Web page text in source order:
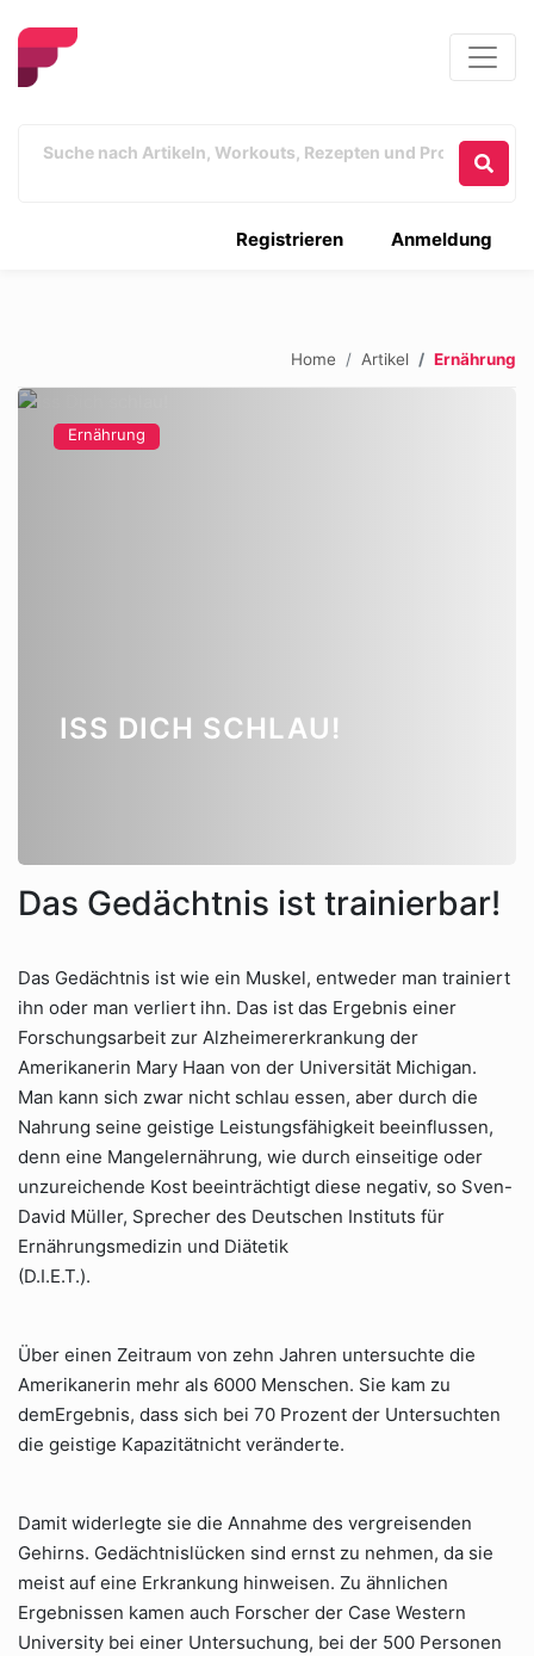
Anmeldung
Registrieren
Home Artikel Ernährung
Ernährung
ISS DICH SCHLAU!
Das Gedächtnis ist trainierbar!
Das Gedächtnis ist wie ein Muskel, entweder man trainiert
ihn oder man verliert ihn. Das ist das Ergebnis einer
Forschungsarbeit zur Alzheimererkrankung der
Amerikanerin Mary Haan von der Universität Michigan.
Man kann sich zwar nicht schlau essen, aber durch die
Nahrung seine geistige Leistungsfähigkeit beeinflussen,
denn eine Mangelernährung, wie durch einseitige oder
unzureichende Kost beeinträchtigt diese negativ, so Sven-
David Müller, Sprecher des Deutschen Instituts für
Ernährungsmedizin und Diätetik
(D.I.E.T.).
Über einen Zeitraum von zehn Jahren untersuchte die
Amerikanerin mehr als 6000 Menschen. Sie kam zu
demErgebnis, dass sich bei 70 Prozent der Untersuchten
die geistige Kapazitätnicht veränderte.
Damit widerlegte sie die Annahme des vergreisenden
Gehirns. Gedächtnislücken sind ernst zu nehmen, da sie
meist auf eine Erkrankung hinweisen. Zu ähnlichen
Ergebnissen kamen auch Forscher der Case Western
University bei einer Untersuchung, bei der 500 Personen